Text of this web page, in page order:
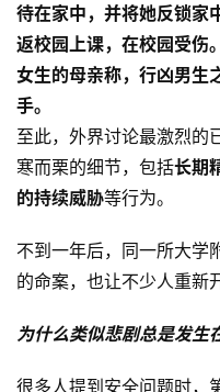
待在家中，并将她反锁家
返校园上课，在校园受伤
女生的母亲称，行凶男生
手。
至此，外界讨论最激烈的
寒而栗的细节，包括长期
的持续威胁等行为。
不到一年后，同一所大学
的命案，也让不少人重新
为什么类似悲剧总是发生
很多人提到安全问题时，